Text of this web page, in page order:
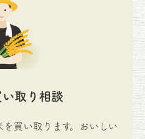
い取り相談
買い取ります。おいしい